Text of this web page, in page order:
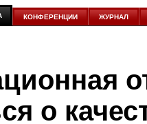
КОНФЕРЕНЦИИ ЖУРНАЛ
о